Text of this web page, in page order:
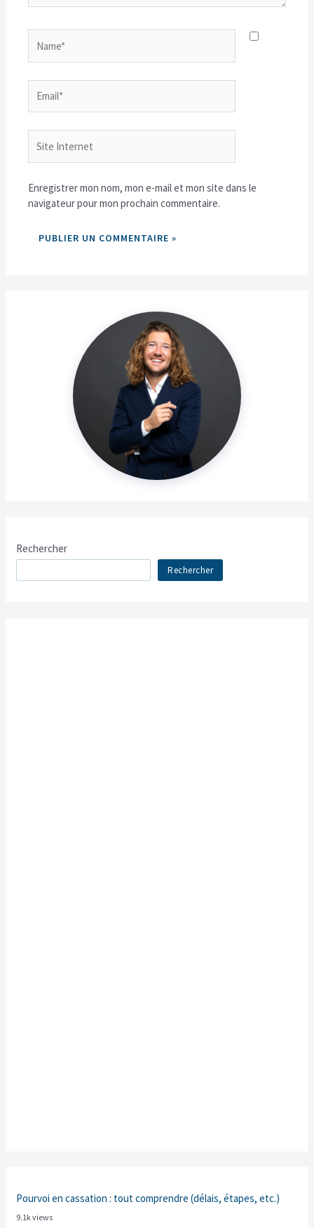
Internet
Enregistrer mon nom, mon e-mail et mon site dans le
navigateur pour mon prochain commentaire.
Rechercher
Rechercher
Pourvoi en cassation : tout comprendre (délais, étapes, etc.)
9.1k views